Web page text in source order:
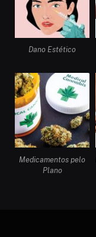
Dano Estético
Medicamentos pelo
Plano